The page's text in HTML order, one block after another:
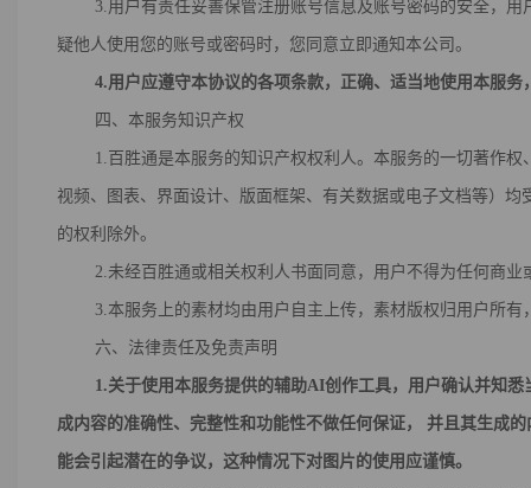
3.用户有责任妥善保管注册账号信息及账号密码的安全，用
疑他人使用您的账号或密码时，您同意立即通知本公司。
4.用户应遵守本协议的各项条款，正确、适当地使用本服务
四、本服务知识产权
1.百胜通是本服务的知识产权权利人。本服务的一切著作权
视频、图表、界面设计、版面框架、有关数据或电子文档等）
的权利除外。
2.未经百胜通或相关权利人书面同意，用户不得为任何商业
3.本服务上的素材均由用户自主上传，素材版权归用户所有
六、法律责任及免责声明
1.关于使用本服务提供的辅助AI创作工具，用户确认并知悉
成内容的准确性、完整性和功能性不做任何保证， 并且其生成
能会引起潜在的争议，这种情况下对图片的使用应谨慎。